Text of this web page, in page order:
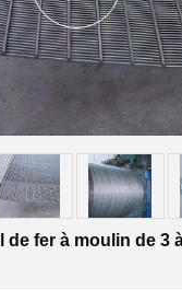
de fer à moulin de 3